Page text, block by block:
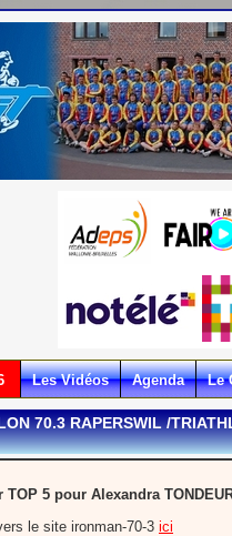
Les Vidéos Agenda Le
70.3 RAPERSWIL /
TOP 5 pour Alexandra
le site ironman-70-3 ici